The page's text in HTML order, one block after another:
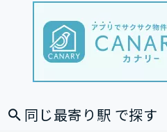
同じ最寄り駅 で探す